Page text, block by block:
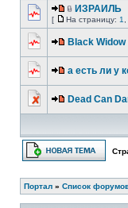
ИЗРАИЛЬ
[ На страницу: 1
Black
а есть ли у
Dead Can
Портал » Список